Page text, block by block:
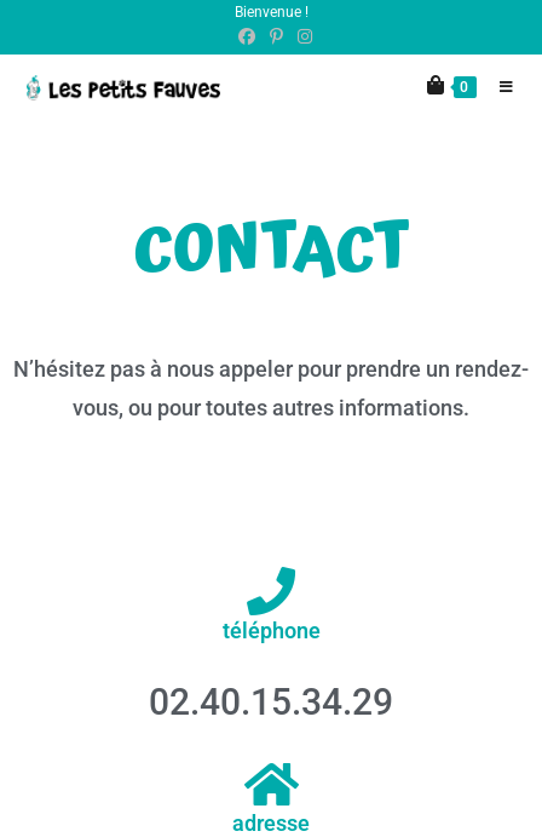
Bienvenue !
0
CONTACT
N’hésitez pas à nous appeler pour prendre un rendez-
vous, ou pour toutes autres informations.
téléphone
02.40.15.34.29
adresse